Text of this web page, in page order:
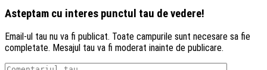
Asteptam cu interes punctul tau de vedere!
Email-ul tau nu va fi publicat. Toate campurile sunt necesare sa fie
completate. Mesajul tau va fi moderat inainte de publicare.